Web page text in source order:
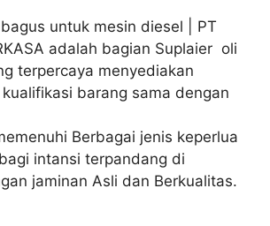
untuk mesin diesel | PT
adalah bagian Suplaier oli
terpercaya menyediakan
barang sama dengan
Berbagai jenis keperlua
intansi terpandang di
jaminan Asli dan Berkualitas.